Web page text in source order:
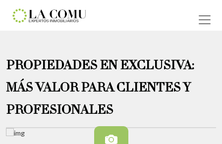
PROPIEDADES EN EXCLUSIVA:
MÁS VALOR PARA CLIENTES Y
PROFESIONALES